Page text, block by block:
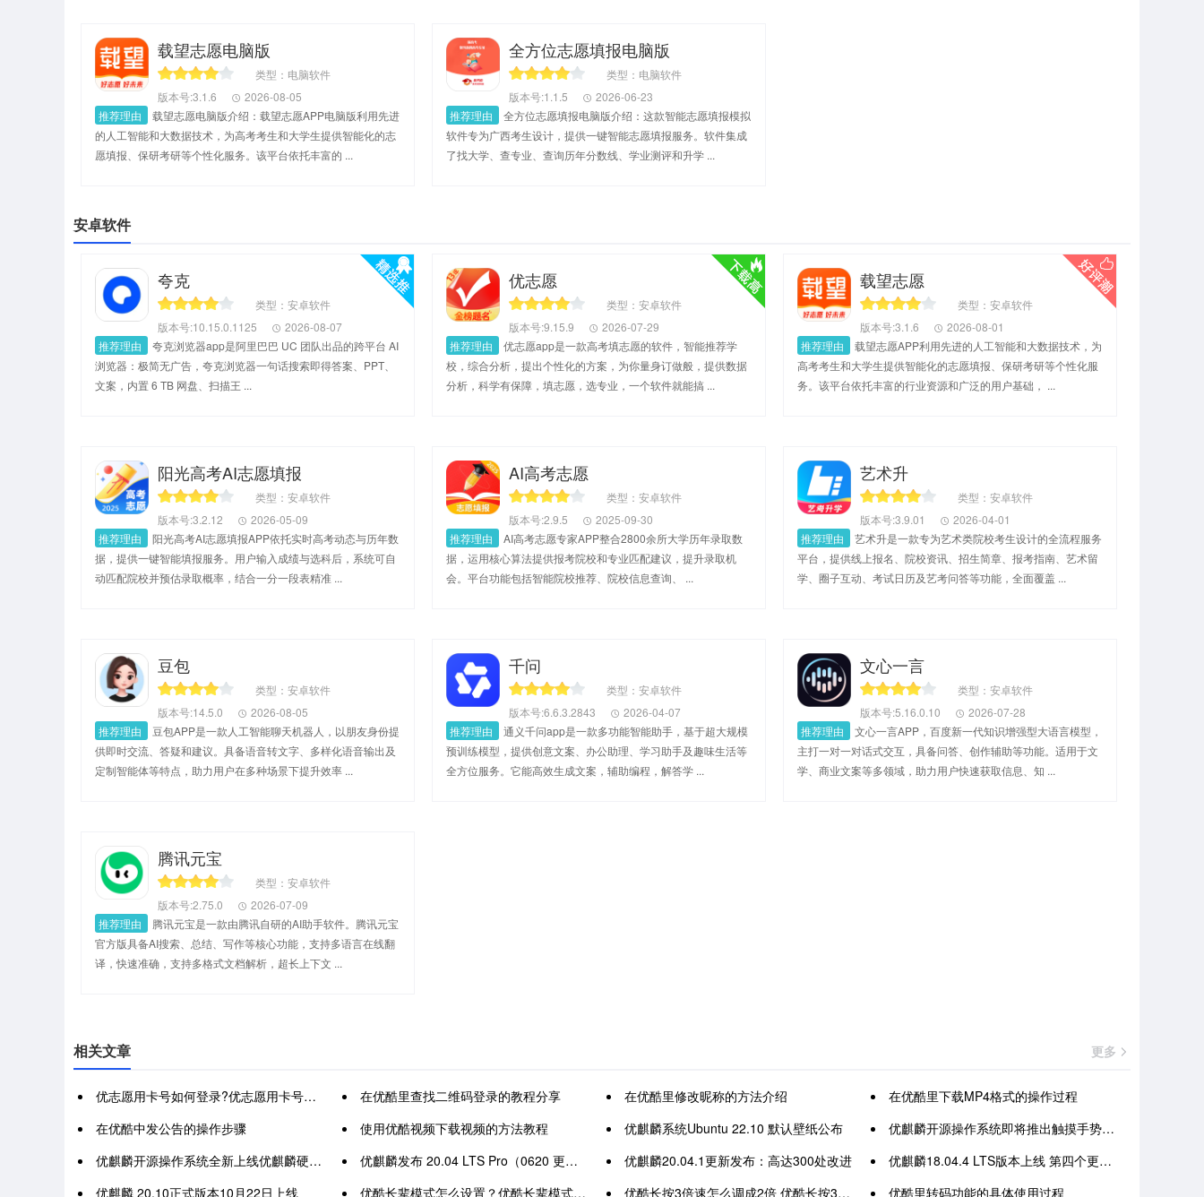
载望志愿电脑版
类型：电脑软件
版本号:3.1.6
2026-08-05
推荐理由
载望志愿电脑版介绍：载望志愿APP电脑版利用先进
的人工智能和大数据技术，为高考考生和大学生提供智能化的志
愿填报、保研考研等个性化服务。该平台依托丰富的 ...
全方位志愿填报电脑版
类型：电脑软件
版本号:1.1.5
2026-06-23
推荐理由
全方位志愿填报电脑版介绍：这款智能志愿填报模拟
软件专为广西考生设计，提供一键智能志愿填报服务。软件集成
了找大学、查专业、查询历年分数线、学业测评和升学 ...
安卓软件
夸克
类型：安卓软件
版本号:10.15.0.1125
2026-08-07
推荐理由
夸克浏览器app是阿里巴巴 UC 团队出品的跨平台 AI
浏览器：极简无广告，夸克浏览器一句话搜索即得答案、PPT、
文案，内置 6 TB 网盘、扫描王 ...
优志愿
类型：安卓软件
版本号:9.15.9
2026-07-29
推荐理由
优志愿app是一款高考填志愿的软件，智能推荐学
校，综合分析，提出个性化的方案，为你量身订做般，提供数据
分析，科学有保障，填志愿，选专业，一个软件就能搞 ...
载望志愿
类型：安卓软件
版本号:3.1.6
2026-08-01
推荐理由
载望志愿APP利用先进的人工智能和大数据技术，为
高考考生和大学生提供智能化的志愿填报、保研考研等个性化服
务。该平台依托丰富的行业资源和广泛的用户基础， ...
阳光高考AI志愿填报
类型：安卓软件
版本号:3.2.12
2026-05-09
推荐理由
阳光高考AI志愿填报APP依托实时高考动态与历年数
据，提供一键智能填报服务。用户输入成绩与选科后，系统可自
动匹配院校并预估录取概率，结合一分一段表精准 ...
AI高考志愿
类型：安卓软件
版本号:2.9.5
2025-09-30
推荐理由
AI高考志愿专家APP整合2800余所大学历年录取数
据，运用核心算法提供报考院校和专业匹配建议，提升录取机
会。平台功能包括智能院校推荐、院校信息查询、 ...
艺术升
类型：安卓软件
版本号:3.9.01
2026-04-01
推荐理由
艺术升是一款专为艺术类院校考生设计的全流程服务
平台，提供线上报名、院校资讯、招生简章、报考指南、艺术留
学、圈子互动、考试日历及艺考问答等功能，全面覆盖 ...
豆包
类型：安卓软件
版本号:14.5.0
2026-08-05
推荐理由
豆包APP是一款人工智能聊天机器人，以朋友身份提
供即时交流、答疑和建议。具备语音转文字、多样化语音输出及
定制智能体等特点，助力用户在多种场景下提升效率 ...
千问
类型：安卓软件
版本号:6.6.3.2843
2026-04-07
推荐理由
通义千问app是一款多功能智能助手，基于超大规模
预训练模型，提供创意文案、办公助理、学习助手及趣味生活等
全方位服务。它能高效生成文案，辅助编程，解答学 ...
文心一言
类型：安卓软件
版本号:5.16.0.10
2026-07-28
推荐理由
文心一言APP，百度新一代知识增强型大语言模型，
主打一对一对话式交互，具备问答、创作辅助等功能。适用于文
学、商业文案等多领域，助力用户快速获取信息、知 ...
腾讯元宝
类型：安卓软件
版本号:2.75.0
2026-07-09
推荐理由
腾讯元宝是一款由腾讯自研的AI助手软件。腾讯元宝
官方版具备AI搜索、总结、写作等核心功能，支持多语言在线翻
译，快速准确，支持多格式文档解析，超长上下文 ...
相关文章 更多
优志愿用卡号如何登录?优志愿用卡号登录方法 在优酷里查找二维码登录的教程分享 在优酷里修改昵称的方法介绍
在优酷里下载MP4格式的操作过程
在优酷中发公告的操作步骤
使用优酷视频下载视频的方法教程 优麒麟系统Ubuntu 22.10 默认壁纸公布
优麒麟开源操作系统即将推出触摸手势功能
优麒麟开源操作系统全新上线优麒麟硬件适配中心
优麒麟发布 20.04 LTS Pro（0620 更新版本） 大量桌面新特性 优麒麟20.04.1更新发布：高达300处改进
优麒麟18.04.4 LTS版本上线 第四个更新版本
优麒麟 20.10正式版本10月22日上线
优酷长辈模式怎么设置？优酷长辈模式设置方法 优酷长按3倍速怎么调成2倍 优酷长按3倍速调成2倍方法 优酷里转码功能的具体使用过程